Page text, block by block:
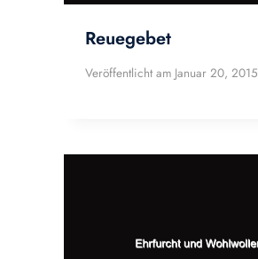
Reuegebet
Veröffentlicht am Januar 20, 2015